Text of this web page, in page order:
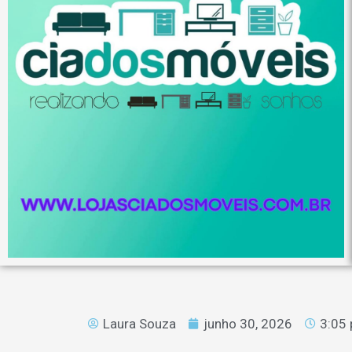
Laura Souza junho 30, 2026 3:05